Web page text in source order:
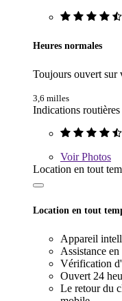
Heures normales
Toujours ouvert sur
3,6 milles
Indications routières
VoirPhotos
Location en tout
Location en tout
Appareil
Assistance
Vérification
Ouvert 24
Le retour du